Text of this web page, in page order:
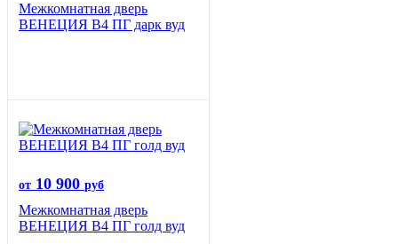
Межкомнатная дверь
ВЕНЕЦИЯ B4 ПГ дарк вуд
от 10 900 руб
Межкомнатная дверь
ВЕНЕЦИЯ B4 ПГ голд вуд